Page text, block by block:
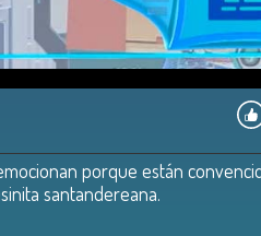
porque están
santandereana.